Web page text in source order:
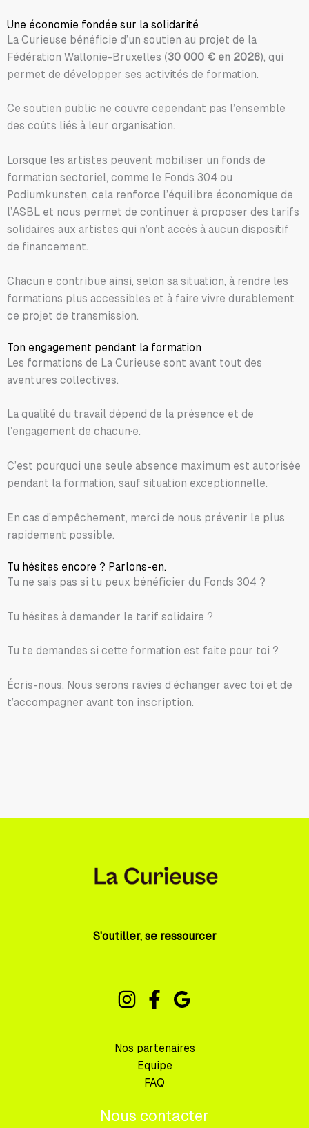
Une économie fondée sur la solidarité
La Curieuse bénéficie d’un soutien au projet de la
Fédération Wallonie-Bruxelles (30 000 € en 2026), qui
permet de développer ses activités de formation.
Ce soutien public ne couvre cependant pas l’ensemble
des coûts liés à leur organisation.
Lorsque les artistes peuvent mobiliser un fonds de
formation sectoriel, comme le Fonds 304 ou
Podiumkunsten, cela renforce l’équilibre économique de
l’ASBL et nous permet de continuer à proposer des tarifs
solidaires aux artistes qui n’ont accès à aucun dispositif
de financement.
Chacun·e contribue ainsi, selon sa situation, à rendre les
formations plus accessibles et à faire vivre durablement
ce projet de transmission.
Ton engagement pendant la formation
Les formations de La Curieuse sont avant tout des
aventures collectives.
La qualité du travail dépend de la présence et de
l’engagement de chacun·e.
C’est pourquoi une seule absence maximum est autorisée
pendant la formation, sauf situation exceptionnelle.
En cas d’empêchement, merci de nous prévenir le plus
rapidement possible.
Tu hésites encore ? Parlons-en.
Tu ne sais pas si tu peux bénéficier du Fonds 304 ?
Tu hésites à demander le tarif solidaire ?
Tu te demandes si cette formation est faite pour toi ?
Écris-nous. Nous serons ravies d’échanger avec toi et de
t’accompagner avant ton inscription.
S'outiller, se ressourcer
Nos partenaires
Equipe
FAQ
Nous contacter